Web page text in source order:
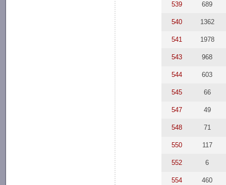
539 689
540 1362
541 1978
543 968
544 603
545 66
547 49
548 71
550 117
552 6
554 460